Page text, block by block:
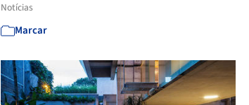
Notícias
Marcar